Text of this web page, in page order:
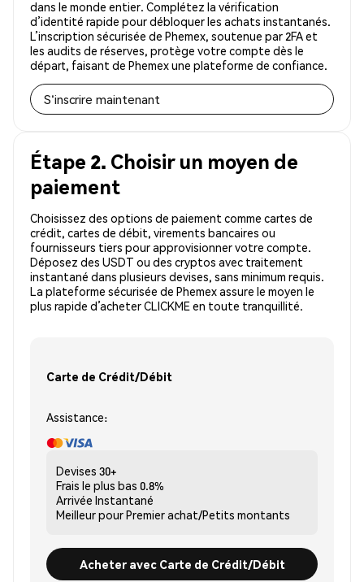
dans le monde entier. Complétez la vérification
d’identité rapide pour débloquer les achats instantanés.
L’inscription sécurisée de Phemex, soutenue par 2FA et
les audits de réserves, protège votre compte dès le
départ, faisant de Phemex une plateforme de confiance.
S'inscrire maintenant
Étape 2. Choisir un moyen de
paiement
Choisissez des options de paiement comme cartes de
crédit, cartes de débit, virements bancaires ou
fournisseurs tiers pour approvisionner votre compte.
Déposez des USDT ou des cryptos avec traitement
instantané dans plusieurs devises, sans minimum requis.
La plateforme sécurisée de Phemex assure le moyen le
plus rapide d’acheter CLICKME en toute tranquillité.
Carte de Crédit/Débit
Assistance:
Devises 30+
Frais le plus bas 0.8%
Arrivée Instantané
Meilleur pourPremier achat/Petits montants
Acheter avec Carte de Crédit/Débit